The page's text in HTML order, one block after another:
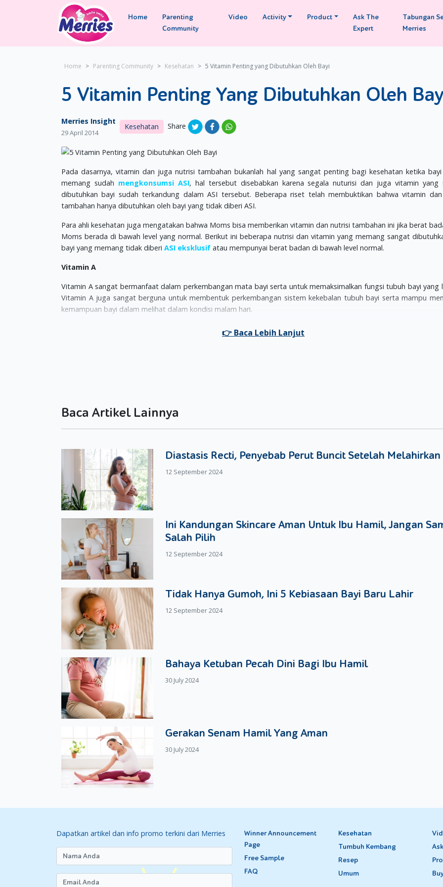
Home
Parenting
Community
Video Activity Product
Ask The
Expert
Tabungan
Merries
Home Parenting Community Kesehatan 5 Vitamin Penting yang Dibutuhkan Oleh Bayi
5 Vitamin Penting Yang Dibutuhkan Oleh
Merries Insight
29 April 2014
Kesehatan Share
Pada dasarnya, vitamin dan juga nutrisi tambahan bukanlah hal yang sangat penting bagi kesehatan ketika
memang sudah mengkonsumsi ASI, hal tersebut disebabkan karena segala nuturisi dan juga vitamin yang
dibutuhkan bayi sudah terkandung dalam ASI tersebut. Beberapa riset telah membuktikan bahwa vitamin
tambahan hanya dibutuhkan oleh bayi yang tidak diberi ASI.
Para ahli kesehatan juga mengatakan bahwa Moms bisa memberikan vitamin dan nutrisi tambahan ini jika berat
Moms berada di bawah level yang normal. Berikut ini beberapa nutrisi dan vitamin yang memang sangat
bayi yang memang tidak diberi ASI eksklusif atau mempunyai berat badan di bawah level normal.
Vitamin A
Vitamin A sangat bermanfaat dalam perkembangan mata bayi serta untuk memaksimalkan fungsi tubuh bayi yang
Vitamin A juga sangat berguna untuk membentuk perkembangan sistem kekebalan tubuh bayi serta mampu
kemampuan bayi dalam melihat dalam kondisi malam hari.
Beberapa ahli kesehatan biasa menyebut Vitamin C ini dengan
dalam, menjaga kolagen serta mampu menambah daya tahan terhadap serangan virus dan bakteri. Vitamin C ini
untuk melawan infeksi, menjaga kesehatan gigi gusi dan juga mampu menjaga kesehatan pembuluh darah.
Vitamin D
Mengkonsumsi vitamin D sangat disarankan oleh
semua kebutuhan ini ssebenarnya sudah dipenuhi secara lengkap dalam ASI. Dengan pemberian ASI, bayi
mendapatkan banyak vitamin D sebanyak 400 IU, dan jumlah tersebut sama dengan 33 ons jumlah vitamin D
formula.
Vitamin K
Suntikan vitamin K ini biasanya akan diberikan kepada bayi ketika dia baru lahir untuk pencegahan terjadinya
internal dalam tubuh bayi yang baru terlahir tersebut. Vitamin K sangat baik untuk menghentikan perdarahan serta
menjaga bayi dari kerusakan tubuh yang mungkin terjadi.
Moms juga bisa memberikan suplemen vitamin E ini dalam bentuk pil ataupun dalam bentuk tetes, kegiatan ini juga
sebagaiTocopherol . Untuk fungsinya, vitamin E berguna untuk membantu dalam pembentukan kekebalan
Moms.
Semua jenis vitamin di atas pada dasarnya sudah tersaji lengkap dalam ASI dan tentunya dengan dosis yang
diseimbangkan, jadi jika Moms selama ini memberikan ASI kepada bayi Moms, maka semua vitamin tambahan
diperlukan lagi.
Baca Artikel Lainnya
Diastasis Recti, Penyebab Perut Buncit Setelah Melahirkan
12 September 2024
Ini Kandungan Skincare Aman Untuk Ibu Hamil, Jangan
Salah Pilih
12 September 2024
Tidak Hanya Gumoh, Ini 5 Kebiasaan Bayi Baru Lahir
12 September 2024
Bahaya Ketuban Pecah Dini Bagi Ibu Hamil
30 July 2024
Gerakan Senam Hamil Yang Aman
30 July 2024
Dapatkan artikel dan info promo terkini dari Merries
Winner Announcement
Page
Free Sample
FAQ
Kesehatan
Tumbuh Kembang
Resep
Umum